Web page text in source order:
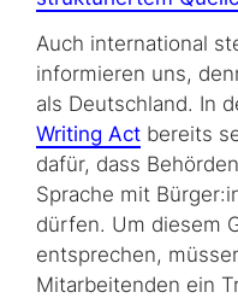
Auch international
informieren uns,
als Deutschland. In
Writing Act bereits
dafür, dass
Sprache mit
dürfen. Um diesem
entsprechen,
Mitarbeitenden ein